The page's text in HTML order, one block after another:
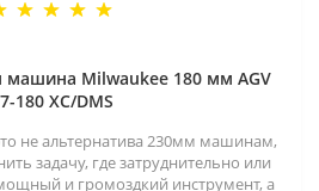
Milwaukee 180 мм AGV
180 XC/DMS
не альтернатива 230мм машинам,
задачу, где затруднительно или
и громоздкий инструмент, а